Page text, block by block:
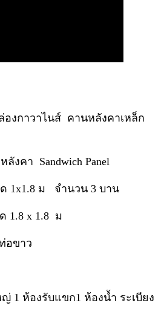
องกาวาไนส์ คานหลังคาเหล็ก
ลังคา Sandwich Panel
1x1.8 ม จำนวน 3 บาน
1.8 x 1.8 ม
อขาว
1 ห้องรับแขก1 ห้องน้ำ ระเบียง